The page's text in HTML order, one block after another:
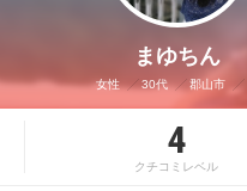
まゆちん
女性 30代 郡山市
4
クチコミレベル